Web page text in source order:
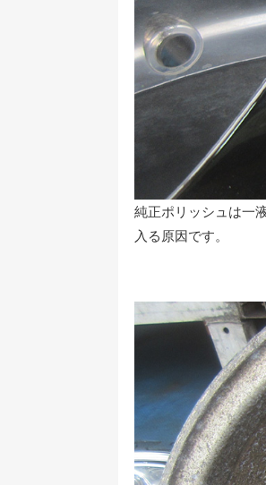
純正ポリッシュは一
入る原因です。